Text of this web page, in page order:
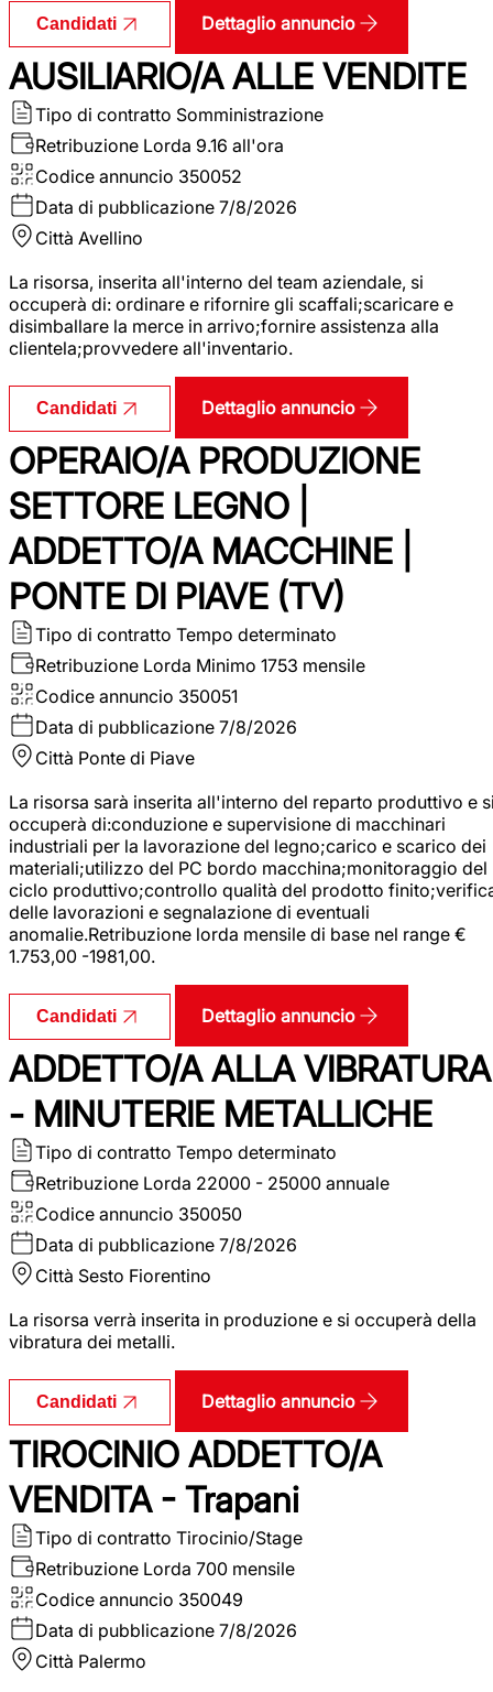
Candidati Dettaglio annuncio
AUSILIARIO/A ALLE VENDITE
Tipo di contratto Somministrazione
Retribuzione Lorda 9.16 all'ora
Codice annuncio 350052
Data di pubblicazione 7/8/2026
Città Avellino
La risorsa, inserita all'interno del team aziendale, si
occuperà di: ordinare e rifornire gli scaffali;scaricare e
disimballare la merce in arrivo;fornire assistenza alla
clientela;provvedere all'inventario.
Candidati Dettaglio annuncio
OPERAIO/A PRODUZIONE
SETTORE LEGNO |
ADDETTO/A MACCHINE |
PONTE DI PIAVE (TV)
Tipo di contratto Tempo determinato
Retribuzione Lorda Minimo 1753 mensile
Codice annuncio 350051
Data di pubblicazione 7/8/2026
Città Ponte di Piave
La risorsa sarà inserita all'interno del reparto produttivo e
occuperà di:conduzione e supervisione di macchinari
industriali per la lavorazione del legno;carico e scarico dei
materiali;utilizzo del PC bordo macchina;monitoraggio del
ciclo produttivo;controllo qualità del prodotto
delle lavorazioni e segnalazione di eventuali
anomalie.Retribuzione lorda mensile di base nel range €
1.753,00 -1981,00.
Candidati Dettaglio annuncio
ADDETTO/A ALLA VIBRATURA
- MINUTERIE METALLICHE
Tipo di contratto Tempo determinato
Retribuzione Lorda 22000 - 25000 annuale
Codice annuncio 350050
Data di pubblicazione 7/8/2026
Città Sesto Fiorentino
La risorsa verrà inserita in produzione e si occuperà della
vibratura dei metalli.
Candidati Dettaglio annuncio
TIROCINIO ADDETTO/A
VENDITA - Trapani
Tipo di contratto Tirocinio/Stage
Retribuzione Lorda 700 mensile
Codice annuncio 350049
Data di pubblicazione 7/8/2026
Città Palermo